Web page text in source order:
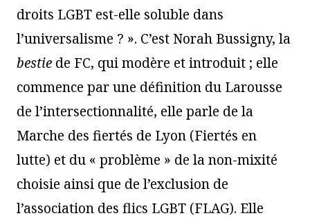
droits LGBT est-elle soluble dans
l’universalisme ? ». C’est Norah Bussigny, la
bestie de FC, qui modère et introduit ; elle
commence par une définition du Larousse
de l’intersectionnalité, elle parle de la
Marche des fiertés de Lyon (Fiertés en
lutte) et du « problème » de la non-mixité
choisie ainsi que de l’exclusion de
l’association des flics LGBT (FLAG). Elle